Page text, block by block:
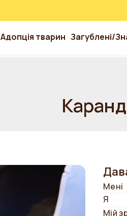
Адопція тварин Загублені/
Мені
Я
Мій